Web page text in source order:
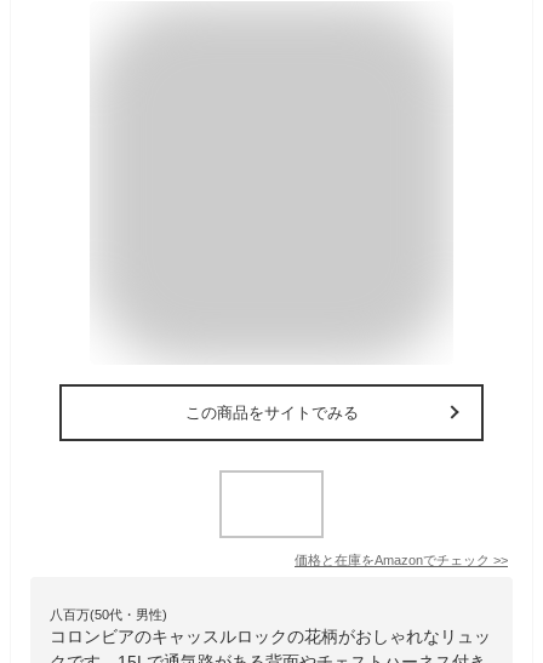
この商品をサイトでみる
価格と在庫をAmazonでチェック >>
八百万(50代・男性)
コロンビアのキャッスルロックの花柄がおしゃれなリュッ